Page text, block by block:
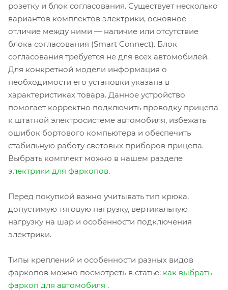
розетку и блок согласования. Существует несколько
вариантов комплектов электрики, основное
отличие между ними — наличие или отсутствие
блока согласования (Smart Connect). Блок
согласования требуется не для всех автомобилей.
Для конкретной модели информация о
необходимости его установки указана в
характеристиках товара. Данное устройство
помогает корректно подключить проводку прицепа
к штатной электросистеме автомобиля, избежать
ошибок бортового компьютера и обеспечить
стабильную работу световых приборов прицепа.
Выбрать комплект можно в нашем разделе
электрики для фаркопов.
Перед покупкой важно учитывать тип крюка,
допустимую тяговую нагрузку, вертикальную
нагрузку на шар и особенности подключения
электрики.
Типы креплений и особенности разных видов
фаркопов можно посмотреть в статье: как выбрать
фаркоп для автомобиля .